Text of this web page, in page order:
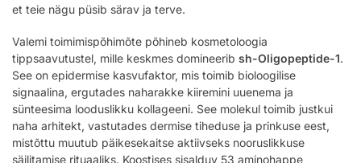
et teie nägu püsib särav ja terve.
Valemi toimimispõhimõte põhineb kosmetoloogia
tippsaavutustel, mille keskmes domineerib sh-Oligopeptide-1.
See on epidermise kasvufaktor, mis toimib bioloogilise
signaalina, ergutades naharakke kiiremini uuenema ja
sünteesima looduslikku kollageeni. See molekul toimib justkui
naha arhitekt, vastutades dermise tiheduse ja prinkuse eest,
mistõttu muutub päikesekaitse aktiivseks nooruslikkuse
säilitamise rituaaliks. Koostises sisalduv 53 aminohappe